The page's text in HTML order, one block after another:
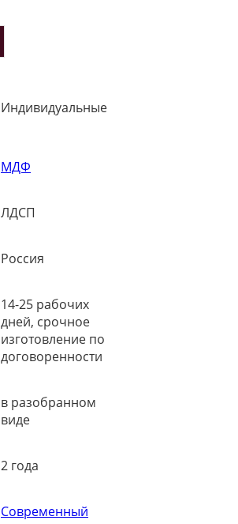
Индивидуальные
МДФ
ЛДСП
Россия
14-25 рабочих
дней, срочное
изготовление по
договоренности
в разобранном
виде
2 года
Современный